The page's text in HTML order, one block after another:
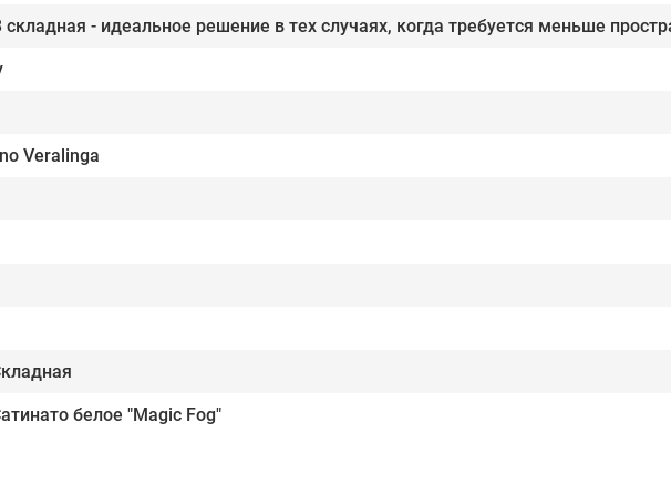
складная - идеальное решение в тех случаях, когда требуется меньше
Veralinga
белое "Magic Fog"